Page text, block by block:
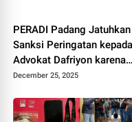
PERADI Padang Jatuhkan
Sanksi Peringatan kepada
Advokat Dafriyon karena
Langgar Kode Etik
December 25, 2025